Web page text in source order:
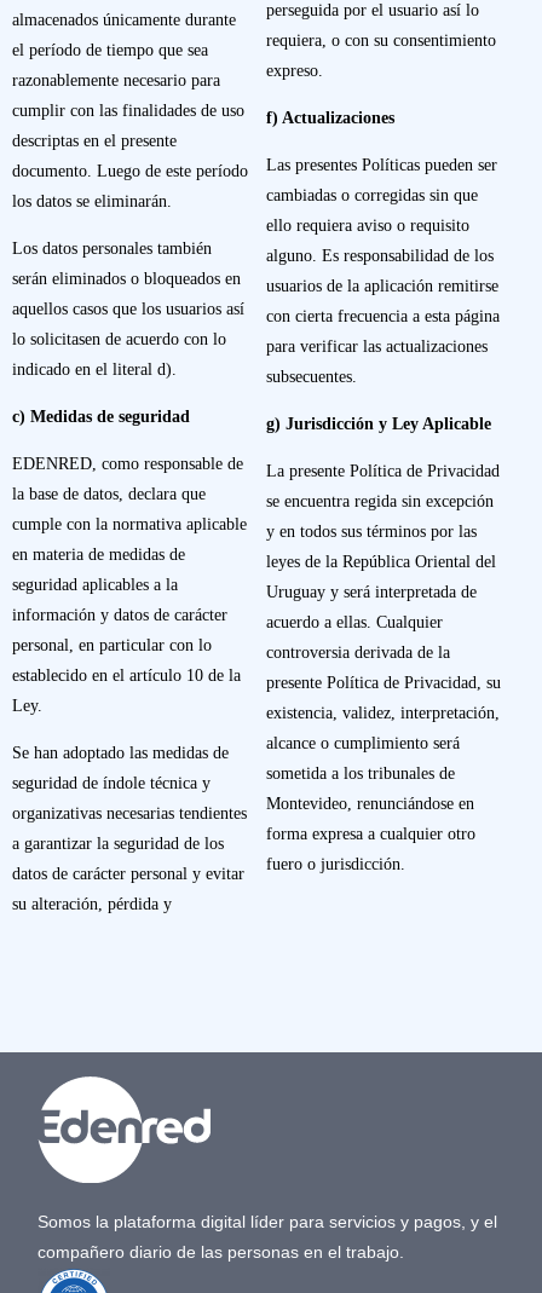
almacenados únicamente durante
el período de tiempo que sea
razonablemente necesario para
cumplir con las finalidades de uso
descriptas en el presente
documento. Luego de este período
los datos se eliminarán.
Los datos personales también
serán eliminados o bloqueados en
aquellos casos que los usuarios así
lo solicitasen de acuerdo con lo
indicado en el literal d).
c) Medidas de seguridad
EDENRED, como responsable de
la base de datos, declara que
cumple con la normativa aplicable
en materia de medidas de
seguridad aplicables a la
información y datos de carácter
personal, en particular con lo
establecido en el artículo 10 de la
Ley.
Se han adoptado las medidas de
seguridad de índole técnica y
organizativas necesarias tendientes
a garantizar la seguridad de los
datos de carácter personal y evitar
su alteración, pérdida y
perseguida por el usuario así lo
requiera, o con su consentimiento
expreso.
f) Actualizaciones
Las presentes Políticas pueden ser
cambiadas o corregidas sin que
ello requiera aviso o requisito
alguno. Es responsabilidad de los
usuarios de la aplicación remitirse
con cierta frecuencia a esta página
para verificar las actualizaciones
subsecuentes.
g) Jurisdicción y Ley Aplicable
La presente Política de Privacidad
se encuentra regida sin excepción
y en todos sus términos por las
leyes de la República Oriental del
Uruguay y será interpretada de
acuerdo a ellas. Cualquier
controversia derivada de la
presente Política de Privacidad, su
existencia, validez, interpretación,
alcance o cumplimiento será
sometida a los tribunales de
Montevideo, renunciándose en
forma expresa a cualquier otro
fuero o jurisdicción.
Somos la plataforma digital líder para servicios y pagos, y el
compañero diario de las personas en el trabajo.